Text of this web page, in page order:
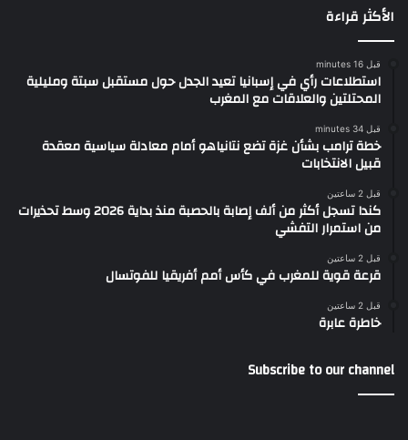
الأكثر قراءة
قبل 16 minutes
استطلاعات رأي في إسبانيا تعيد الجدل حول مستقبل سبتة ومليلية
المحتلتين والعلاقات مع المغرب
قبل 34 minutes
خطة ترامب بشأن غزة تضع نتانياهو أمام معادلة سياسية معقدة
قبيل الانتخابات
قبل 2 ساعتين
كندا تسجل أكثر من ألف إصابة بالحصبة منذ بداية 2026 وسط تحذيرات
من استمرار التفشي
قبل 2 ساعتين
قرعة قوية للمغرب في كأس أمم أفريقيا للفوتسال
قبل 2 ساعتين
خاطرة عابرة
Subscribe to our channel